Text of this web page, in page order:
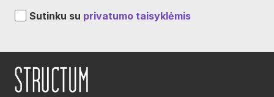
Sutinku su privatumo taisyklėmis